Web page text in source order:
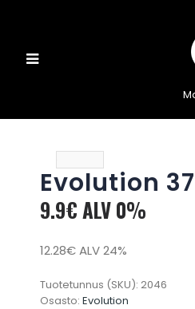
Evolution
9.9€ ALV 0%
12.28€ ALV 24%
Tuotetunnus (SKU): 2046
Osasto: Evolution